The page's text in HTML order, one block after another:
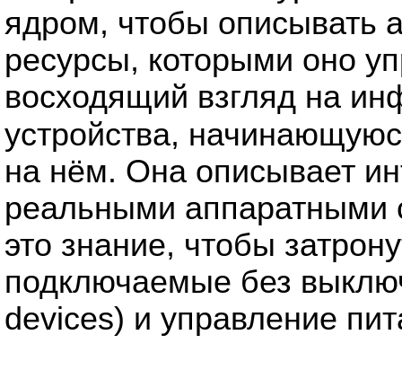
ядром, чтобы описывать
ресурсы, которыми оно
восходящий взгляд на
устройства,
на нём. Она описывает
реальными аппаратными
это знание, чтобы
подключаемые без
devices) и управление